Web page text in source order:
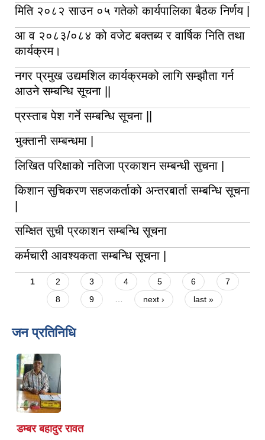
मिति २०८२ साउन ०५ गतेको कार्यपालिका बैठक निर्णय |
आ व २०८३/०८४ को वजेट बक्तब्य र वार्षिक निति तथा
कार्यक्रम।
नगर प्रमुख उद्यमशिल कार्यक्रमको लागि सम्झौता गर्न
आउने सम्बन्धि सूचना ||
प्रस्ताब पेश गर्ने सम्बन्धि सूचना ||
भुक्तानी सम्बन्धमा |
लिखित परिक्षाको नतिजा प्रकाशन सम्बन्धी सुचना |
किशान सुचिकरण सहजकर्ताको अन्तरबार्ता सम्बन्धि सूचना
सम्क्षित सुची प्रकाशन सम्बन्धि सूचना
कर्मचारी आवश्यकता सम्बन्धि सूचना |
Pages
1 2 3 4 5 6
7
8
9 … next › last »
जन प्रतिनिधि
डम्बर बहादुर रावत